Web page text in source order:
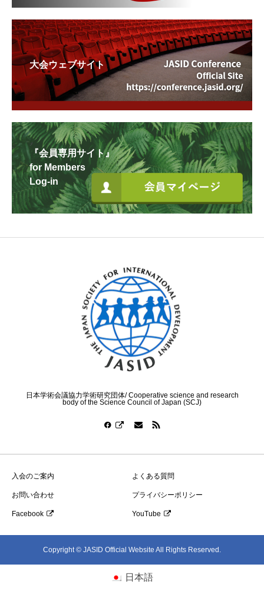
大会ウェブサイト
『会員専用サイト』
for Members
Log-in
日本学術会議協力学術研究団体/ Cooperative science and research
body of the Science Council of Japan (SCJ)
入会のご案内 よくある質問
お問い合わせ プライバシーポリシー
Facebook YouTube
Copyright © JASID Official Website All Rights Reserved.
日本語